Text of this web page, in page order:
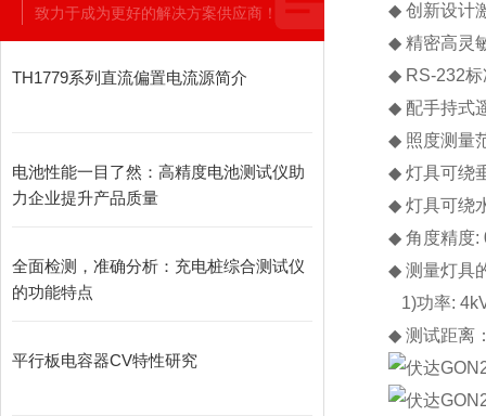
致力于成为更好的解决方案供应商！
TH1779系列直流偏置电流源简介
电池性能一目了然：高精度电池测试仪助
力企业提升产品质量
全面检测，准确分析：充电桩综合测试仪
的功能特点
平行板电容器CV特性研究
◆ 创新设计
◆ 精密高灵
◆ RS-232标
◆ 配手持式
◆ 照度测量
◆ 灯具可绕
◆ 灯具可绕
◆ 角度精度:
◆ 测量灯具
1)功率:
◆ 测试距离